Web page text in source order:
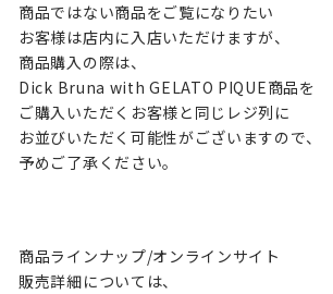
商品ではない商品をご覧になりたい
お客様は店内に入店いただけますが、
商品購入の際は、
Dick Bruna with GELATO PIQUE商品を
ご購入いただくお客様と同じレジ列に
お並びいただく可能性がございますので、
予めご了承ください。
商品ラインナップ/オンラインサイト
販売詳細については、